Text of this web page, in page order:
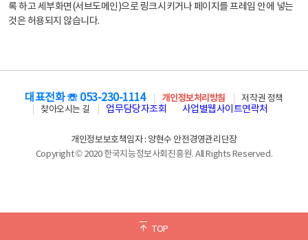
록 하고 세부화면(서브도메인)으로 링크시키거나 페이지를 프레임 안에 넣는
것은 허용되지 않습니다.
TOP
대표전화 ☏ 053-230-1114 개인정보처리방침
저작권 정책
찾아오시는 길
업무담당자조회 사업별웹사이트연락처
개인정보보호책임자 : 양현수 안전경영관리단장
Copyright © 2020 한국지능정보사회진흥원. All Rights Reserved.